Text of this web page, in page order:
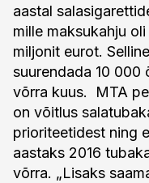
aastal
mille maksukahju
miljonit eurot.
suurendada 10 000
võrra kuus. MTA
on võitlus
prioriteetidest ning
aastaks 2016
võrra. „Lisaks